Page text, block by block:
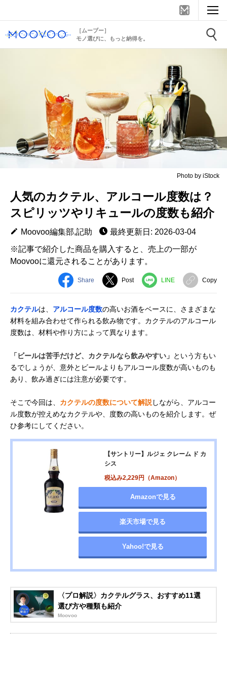
［ムーブー］
モノ選びに、もっと納得を。
Photo by iStock
人気のカクテル、アルコール度数は？
スピリッツやリキュールの度数も紹介
Moovoo編集部,記助
最終更新日: 2026-03-04
※記事で紹介した商品を購入すると、売上の一部が
Moovooに還元されることがあります。
Share Post LINE Copy
カクテルは、 アルコール度数の高いお酒をベースに、さまざまな
材料を組み合わせて作られる飲み物です。カクテルのアルコール
度数は、材料や作り方によって異なります。
「ビールは苦手だけど、カクテルなら飲みやすい」 という方もい
るでしょうが、意外とビールよりもアルコール度数が高いものも
あり、飲み過ぎには注意が必要です。
そこで今回は、 カクテルの度数について解説しながら、アルコー
ル度数が控えめなカクテルや、度数の高いものを紹介します。ぜ
ひ参考にしてください。
【サントリー】ルジェ クレーム ド カ
シス
税込み2,229円（Amazon）
Amazonで見る
楽天市場で見る
Yahoo!で見る
〈プロ解説〉カクテルグラス、おすすめ11選
選び方や種類も紹介
Moovoo